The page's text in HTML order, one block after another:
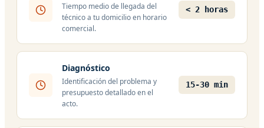
Tiempo medio de llegada del
técnico a tu domicilio en horario
comercial.
< 2 horas
Diagnóstico
Identificación del problema y
presupuesto detallado en el
acto.
15-30 min